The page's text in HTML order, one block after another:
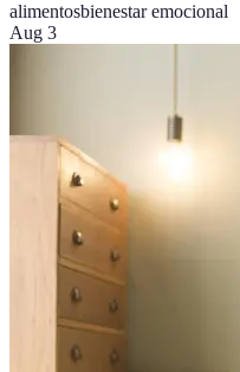
alimentosbienestar emocional
Aug 3